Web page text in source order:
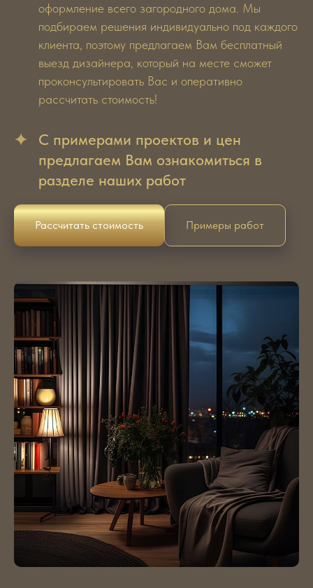
оформление всего загородного дома. Мы
подбираем решения индивидуально под каждого
клиента, поэтому предлагаем Вам бесплатный
выезд дизайнера, который на месте сможет
проконсультировать Вас и оперативно
рассчитать стоимость!
С примерами проектов и цен
предлагаем Вам ознакомиться в
разделе наших работ
Рассчитать стоимость Примеры работ